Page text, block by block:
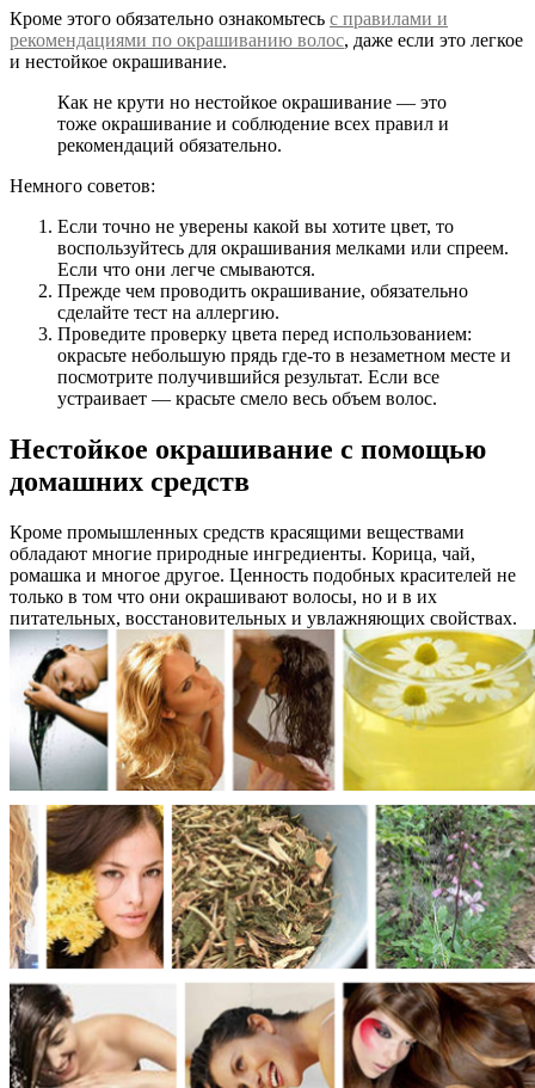
Кроме этого обязательно ознакомьтесь с правилами и
рекомендациями по окрашиванию волос, даже если это легкое
и нестойкое окрашивание.
Как не крути но нестойкое окрашивание — это
тоже окрашивание и соблюдение всех правил и
рекомендаций обязательно.
Немного советов:
Если точно не уверены какой вы хотите цвет, то
воспользуйтесь для окрашивания мелками или спреем.
Если что они легче смываются.
Прежде чем проводить окрашивание, обязательно
сделайте тест на аллергию.
Проведите проверку цвета перед использованием:
окрасьте небольшую прядь где-то в незаметном месте и
посмотрите получившийся результат. Если все
устраивает — красьте смело весь объем волос.
Нестойкое окрашивание с помощью
домашних средств
Кроме промышленных средств красящими веществами
обладают многие природные ингредиенты. Корица, чай,
ромашка и многое другое. Ценность подобных красителей не
только в том что они окрашивают волосы, но и в их
питательных, восстановительных и увлажняющих свойствах.